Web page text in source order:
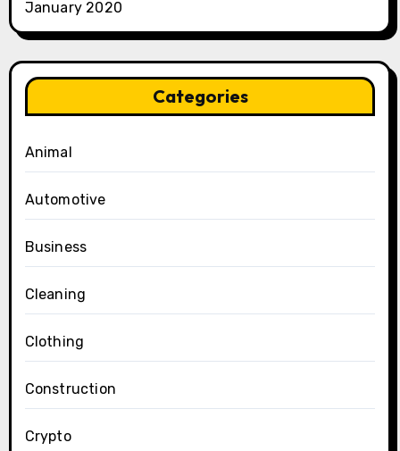
January 2020
Categories
Animal
Automotive
Business
Cleaning
Clothing
Construction
Crypto